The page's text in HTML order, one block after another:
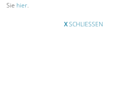
Sie hier
XSCHLIESSEN